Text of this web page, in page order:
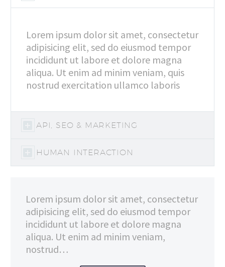
Lorem ipsum dolor sit amet, consectetur
adipisicing elit, sed do eiusmod tempor
incididunt ut labore et dolore magna
aliqua. Ut enim ad minim veniam, quis
nostrud exercitation ullamco laboris
API, SEO & MARKETING
HUMAN INTERACTION
Lorem ipsum dolor sit amet, consectetur
adipisicing elit, sed do eiusmod tempor
incididunt ut labore et dolore magna
aliqua. Ut enim ad minim veniam,
nostrud…